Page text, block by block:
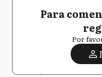
Para
Por